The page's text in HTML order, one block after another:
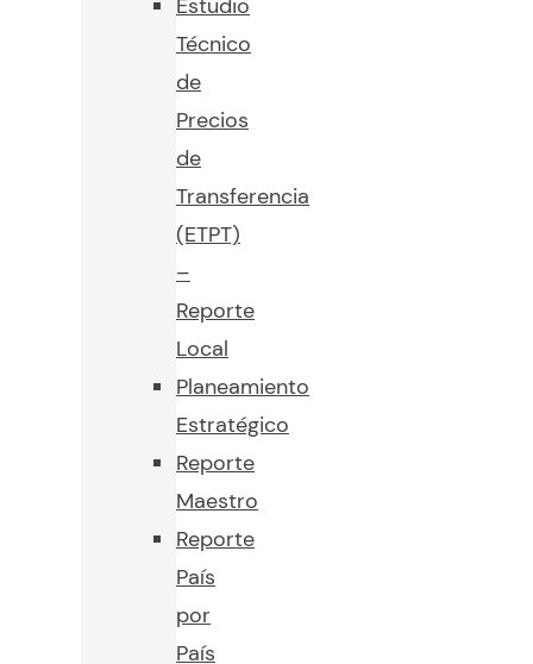
Estudio
Técnico
de
Precios
de
Transferencia
(ETPT)
–
Reporte
Local
Planeamiento
Estratégico
Reporte
Maestro
Reporte
País
por
País